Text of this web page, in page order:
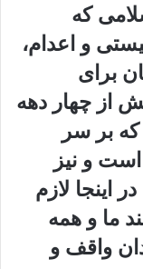
که
و اعدام،
برای
از چهار دهه
که بر سر
و نیز
اینجا لازم
ما و همه
واقف و